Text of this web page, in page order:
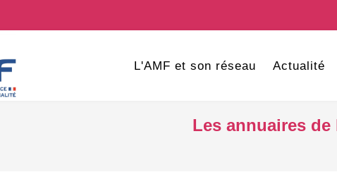
L'AMF et son réseau Actualité
Les annuaires de